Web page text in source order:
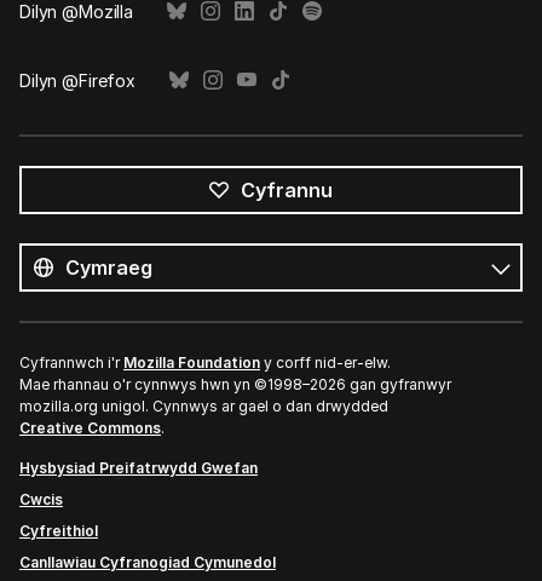
Dilyn @Mozilla
Dilyn @Firefox
Cyfrannu
iaith
Iaith
Cyfrannwch i'r Mozilla Foundation y corff nid-er-elw.
Mae rhannau o'r cynnwys hwn yn ©1998–2026 gan gyfranwyr
mozilla.org unigol. Cynnwys ar gael o dan drwydded
Creative Commons.
Hysbysiad Preifatrwydd Gwefan
Cwcis
Cyfreithiol
Canllawiau Cyfranogiad Cymunedol